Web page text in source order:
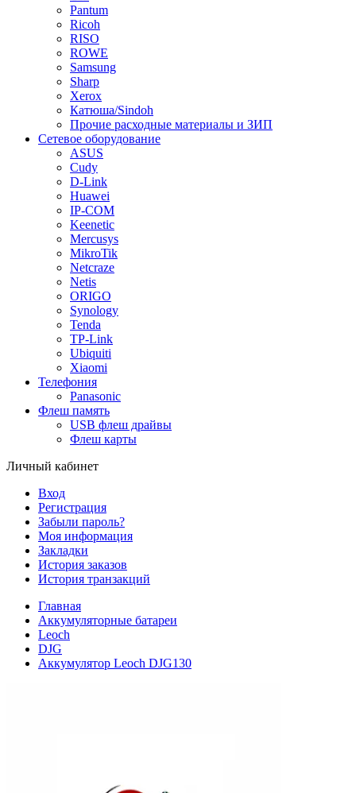
Pantum
Ricoh
RISO
ROWE
Samsung
Sharp
Xerox
Катюша/Sindoh
Прочие расходные материалы и ЗИП
Сетевое оборудование
ASUS
Cudy
D-Link
Huawei
IP-COM
Keenetic
Mercusys
MikroTik
Netcraze
Netis
ORIGO
Synology
Tenda
TP-Link
Ubiquiti
Xiaomi
Телефония
Panasonic
Флеш память
USB флеш драйвы
Флеш карты
Личный кабинет
Вход
Регистрация
Забыли пароль?
Моя информация
Закладки
История заказов
История транзакций
Главная
Аккумуляторные батареи
Leoch
DJG
Аккумулятор Leoch DJG130